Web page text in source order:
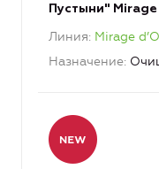
Пустыни"
Линия Mirage
Назначение